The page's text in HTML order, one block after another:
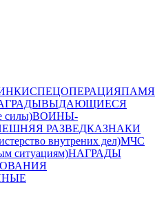
СПЕЦОПЕРАЦИЯ
ВЫДАЮЩИЕСЯ
силы)ВОИНЫ-
РАЗВЕДКАЗНАКИ
внутрених дел)МЧС
ситуациям)НАГРАДЫ